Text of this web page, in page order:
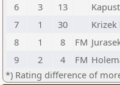
6
3 13
7
1 30 Krizek
8
1 8 FM
9
2 4 FM
*) Rating difference of